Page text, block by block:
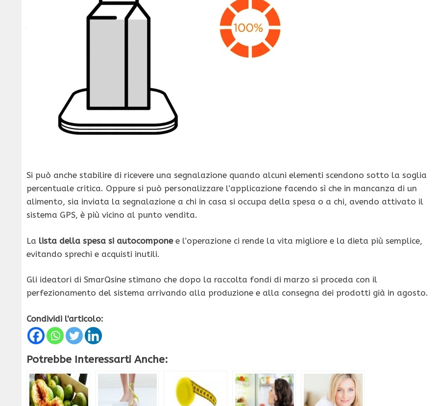
Si può anche stabilire di ricevere una segnalazione quando alcuni elementi scendono sotto la soglia
percentuale critica. Oppure si può personalizzare l’applicazione facendo sì che in mancanza di un
alimento, sia inviata la segnalazione a chi in casa si occupa della spesa o a chi, avendo attivato il
sistema GPS, è più vicino al punto vendita.
La lista della spesa si autocomponee l’operazione ci rende la vita migliore e la dieta più semplice,
evitando sprechi e acquisti inutili.
Gli ideatori di SmarQsine stimano che dopo la raccolta fondi di marzo si proceda con il
perfezionamento del sistema arrivando alla produzione e alla consegna dei prodotti già in agosto.
Condividi l'articolo:
Potrebbe Interessarti Anche: